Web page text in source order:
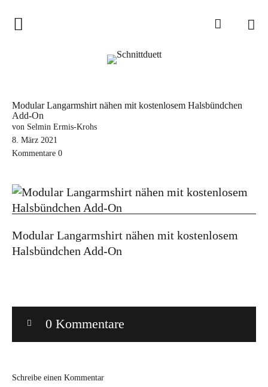
Home
Schnittduett Magazin
Sewalong
Stoffempfehlungen
Tipps zur Schnittanpassung
Kontakt
Modular Langarmshirt nähen mit kostenlosem Halsbündchen
Add-On
von Selmin Ermis-Krohs
8. März 2021
Kommentare 0
Modular Langarmshirt nähen mit kostenlosem
Halsbündchen Add-On
0 Kommentare
Schreibe einen Kommentar